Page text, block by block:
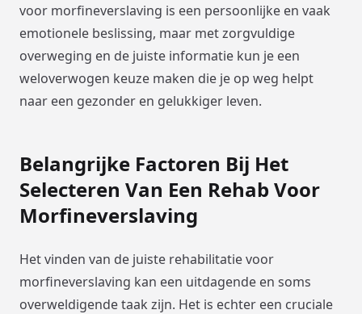
voor morfineverslaving is een persoonlijke en vaak
emotionele beslissing, maar met zorgvuldige
overweging en de juiste informatie kun je een
weloverwogen keuze maken die je op weg helpt
naar een gezonder en gelukkiger leven.
Belangrijke Factoren Bij Het
Selecteren Van Een Rehab Voor
Morfineverslaving
Het vinden van de juiste rehabilitatie voor
morfineverslaving kan een uitdagende en soms
overweldigende taak zijn. Het is echter een cruciale